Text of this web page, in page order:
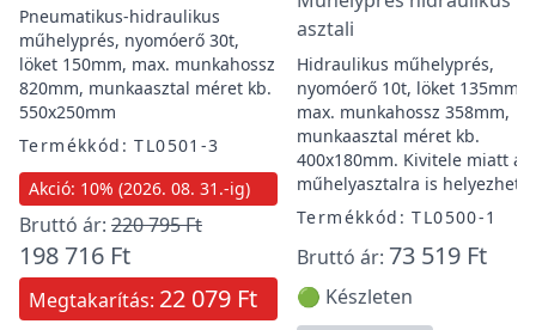
Pneumatikus-hidraulikus
műhelyprés, nyomóerő 30t,
löket 150mm, max. munkahossz
820mm, munkaasztal méret kb.
550x250mm
Termékkód: TL0501-3
Akció: 10% (2026. 08. 31.-ig)
Bruttó ár: 220 795 Ft
198 716 Ft
Megtakarítás: 22 079 Ft
asztali
Hidraulikus műhelyprés,
nyomóerő 10t, löket 135mm,
max. munkahossz 358mm,
munkaasztal méret kb.
400x180mm. Kivitele miatt
műhelyasztalra is helyezhető.
Termékkód: TL0500-1
Bruttó ár: 73 519 Ft
🟢 Készleten